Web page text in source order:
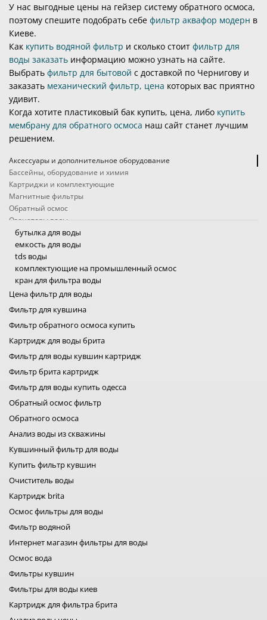
У нас выгодные цены на гейзер систему обратного осмоса,
поэтому спешите подобрать себе фильтр аквафор модерн в
Киеве.
Как купить водяной фильтр и сколько стоит фильтр для
воды заказать информацию можно узнать на сайте.
Выбрать фильтр для бытовой с доставкой по Чернигову и
заказать механический фильтр, цена которых вас приятно
удивит.
Когда хотите пластиковый бак купить, цена, либо купить
мембрану для обратного осмоса наш сайт станет лучшим
решением.
Аксессуары и дополнительное оборудование
Бассейны, оборудование и химия
Картриджи и комплектующие
Магнитные фильтры
Обратный осмос
Озонаторы воды
Походные фильтры
Проточные фильтры
Системы защиты от протечек
Системы очистки воды промышленные
Ультрафиолетовые фильтры для воды
Умягчители, обезжелезиватели, угольные колонны
Фильтры кувшины
Фильтры на кран
Фильтры от накипи для бытовой техники
бутылка для воды
емкость для воды
tds воды
комплектующие на промышленный осмос
кран для фильтра воды
насосы для осмоса промышленного
фитинги для фильтра воды
средства для ухода за водой бассейна
система очистки воды для квартиры
картриджи фильтр для воды
купить мембрану обратного осмоса
фильтры big blue
картридж на воду slim 20
засыпки для фильтров воды
картридж аквафор
фильтр для воды барьер
фильтр наша вода
ecosoft фильтры
фильтра воды для дома
фильтры для воды aqualine
атлас фильтры
купить фильтр для воды атолл
bluefilters картриджи
картриджи брита
фильтры для воды bwt
фильтры filter1
лидер фильтр
лидер комфорт
фильтры для воды organic
магнитный фильтр для воды
фильтр обратного осмоса
аквафильтр осмос
экософт осмос
озонатор воды купить
фильтры для воды походные
фильтры для воды проточный
фильтр механической очистки
дисковый фильтр для воды
промышленные фильтры для очистки воды
мембрана экософт
система от протечки воды
система очистки воды промышленные
ультрафиолетовая лампа для воды
фильтр обезжелезивания и умягчения воды
смягчитель для воды
фильтры для скважин
фильтр от нитратов
анализ воды
фильтр для воды кувшин
фильтр для воды на кран
фильтр от накипи
Цена фильтр для воды
Фильтр для кувшина
Фильтр обратного осмоса купить
Картридж для воды брита
Фильтр для воды кувшин картридж
Фильтр брита картридж
Фильтр для воды купить одесса
Обратный осмос фильтр
Обратного осмоса
Анализ воды из скважины
Кувшинный фильтр для воды
Купить фильтр кувшин
Очиститель воды
Картридж brita
Осмос фильтры для воды
Фильтр водяной
Интернет магазин фильтры для воды
Осмос вода
Фильтры кувшин
Фильтры для воды киев
Картридж для фильтра брита